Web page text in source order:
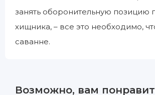
занять оборонительную позицию
хищника, – все это необходимо,
саванне.
Возможно, вам